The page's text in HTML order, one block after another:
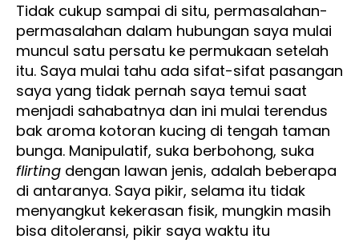
Tidak cukup sampai di situ, permasalahan-
permasalahan dalam hubungan saya mulai
muncul satu persatu ke permukaan setelah
itu. Saya mulai tahu ada sifat-sifat pasangan
saya yang tidak pernah saya temui saat
menjadi sahabatnya dan ini mulai terendus
bak aroma kotoran kucing di tengah taman
bunga. Manipulatif, suka berbohong, suka
flirting dengan lawan jenis, adalah beberapa
di antaranya. Saya pikir, selama itu tidak
menyangkut kekerasan fisik, mungkin masih
bisa ditoleransi, pikir saya waktu itu